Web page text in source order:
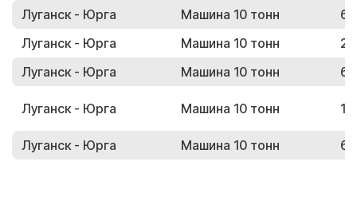
Луганск - Юрга
Машина 10 тонн
Луганск - Юрга
Машина 10 тонн
Луганск - Юрга
Машина 10 тонн
Луганск - Юрга Машина 10 тонн
Луганск - Юрга Машина 10 тонн